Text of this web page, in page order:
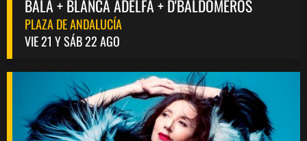
BALA + BLANCA ADELFA + D'BALDOMEROS
PLAZA DE ANDALUCÍA
VIE 21 Y SÁB 22 AGO